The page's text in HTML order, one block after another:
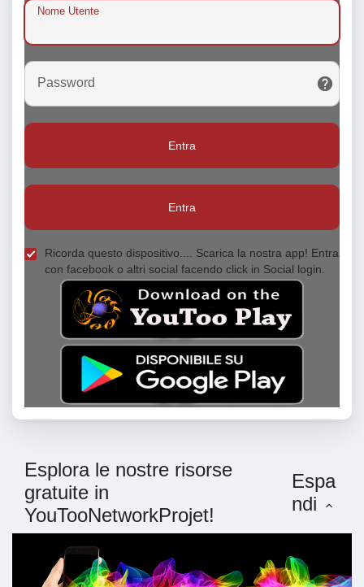
Nome Utente
Password
Entra
Entra
Ricorda questo dispositivo.... Scarica la nostra app! Entra
con facebook o altri social facendo click in Social login.
Esplora le nostre risorse
gratuite in
YouTooNetworkProjet!
Espa
ndi